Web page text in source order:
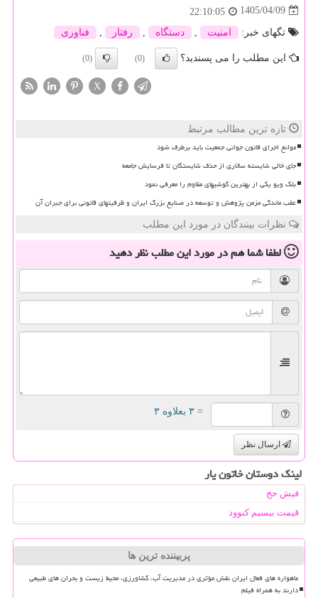
1405/04/09
22:10:05
تگهای خبر:
امنیت دستگاه رفتار فناوری
این مطلب را می پسندید؟ (0)
(0)
X
تازه ترین مطالب مرتبط
موانع اجرای قانون جوانی جمعیت باید برطرف شود
جای خالی شایسته سالاری از حذف شایستگان تا فرسایش جامعه
بلک ویو یکی از بهترین گوشیهای مقاوم را معرفی نمود
عقب ماندگی مزمن پژوهش و توسعه در صنایع بزرگ ایران و ظرفیتهای قانونی برای جبران آن
نظرات بینندگان در مورد این مطلب
لطفا شما همدر مورد این مطلبنظر دهید
= ۳ بعلاوه ۳
ارسال نظر
لینک دوستان خاتون یار
فیش حج
قیمت بیسیم کنوود
پربیننده ترین ها
ماهواره های فعال ایران نقش مؤثری در مدیریت آب، کشاورزی، محیط زیست و بحران های طبیعی
دارند به همراه فیلم